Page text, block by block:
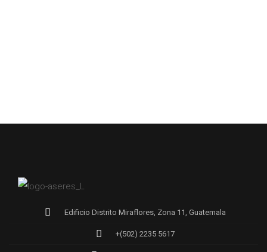
Edificio Distrito Miraflores, Zona 11, Guatemala
+(502) 2235 5617